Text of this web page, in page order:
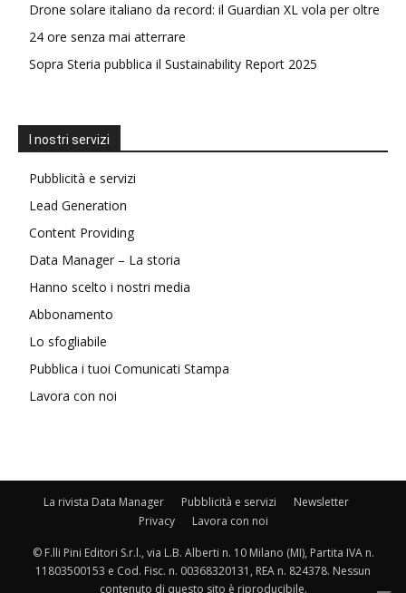
Drone solare italiano da record: il Guardian XL vola per oltre
24 ore senza mai atterrare
Sopra Steria pubblica il Sustainability Report 2025
I nostri servizi
Pubblicità e servizi
Lead Generation
Content Providing
Data Manager – La storia
Hanno scelto i nostri media
Abbonamento
Lo sfogliabile
Pubblica i tuoi Comunicati Stampa
Lavora con noi
La rivista Data Manager Pubblicità e servizi
Newsletter
Privacy
Lavora con noi
© F.lli Pini Editori S.r.l., via L.B. Alberti n. 10 Milano (MI), Partita IVA n.
11803500153 e Cod. Fisc. n. 00368320131, REA n. 824378. Nessun
contenuto di questo sito è riproducibile.